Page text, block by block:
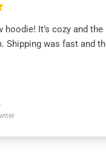
hoodie! It’s cozy and the
Shipping was fast and